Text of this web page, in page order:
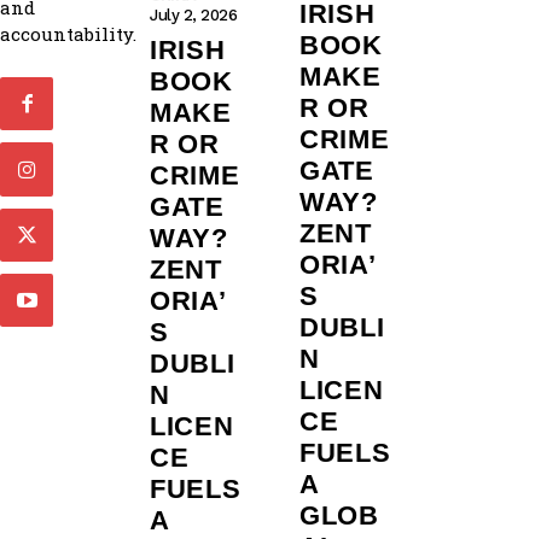
and
accountability.
July 2, 2026
IRISH
BOOK
MAKE
R OR
CRIME
GATE
WAY?
ZENT
ORIA’
S
DUBLI
N
LICEN
CE
FUELS
A
IRISH
BOOK
MAKE
R OR
CRIME
GATE
WAY?
ZENT
ORIA’
S
DUBLI
N
LICEN
CE
FUELS
A
GLOB